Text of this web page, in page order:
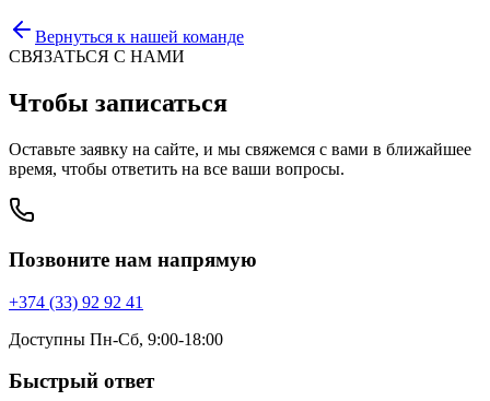
Вернуться к нашей команде
СВЯЗАТЬСЯ С НАМИ
Чтобы записаться
Oставьте заявку на сайте, и мы свяжемся с вами в ближайшее
время, чтобы ответить на все ваши вопросы.
Позвоните нам напрямую
+374 (33) 92 92 41
Доступны Пн-Сб, 9:00-18:00
Быстрый ответ